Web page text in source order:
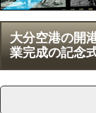
大分空港の開
業完成の記念